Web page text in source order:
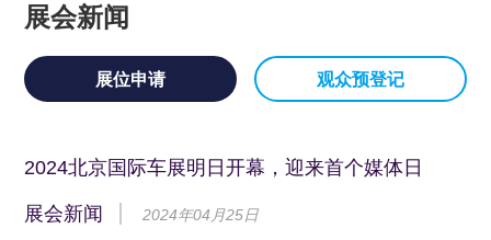
展会新闻
展位申请 观众预登记
2024北京国际车展明日开幕，迎来首个媒体日
展会新闻 2024年04月25日